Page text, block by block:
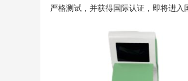
严格测试，并获得国际认证，即将进入